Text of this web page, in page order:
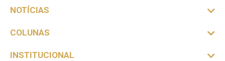
NOTÍCIAS
COLUNAS
INSTITUCIONAL